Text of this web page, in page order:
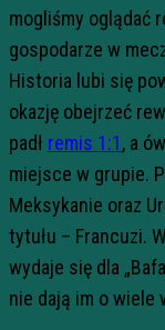
mogliśmy oglądać
gospodarze w
Historia lubi się
okazję obejrzeć
padł remis 1:1, a
miejsce w grupie.
Meksykanie oraz
tytułu – Francuzi.
wydaje się dla
nie dają im o wiele